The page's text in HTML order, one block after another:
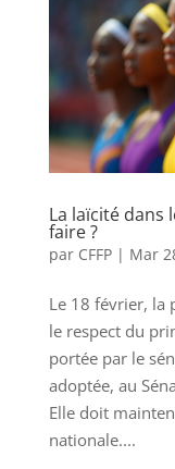
La laïcité dans
faire ?
par CFFP| Mar
Le 18 février, la
le respect du
portée par le
adoptée, au
Elle doit
nationale....